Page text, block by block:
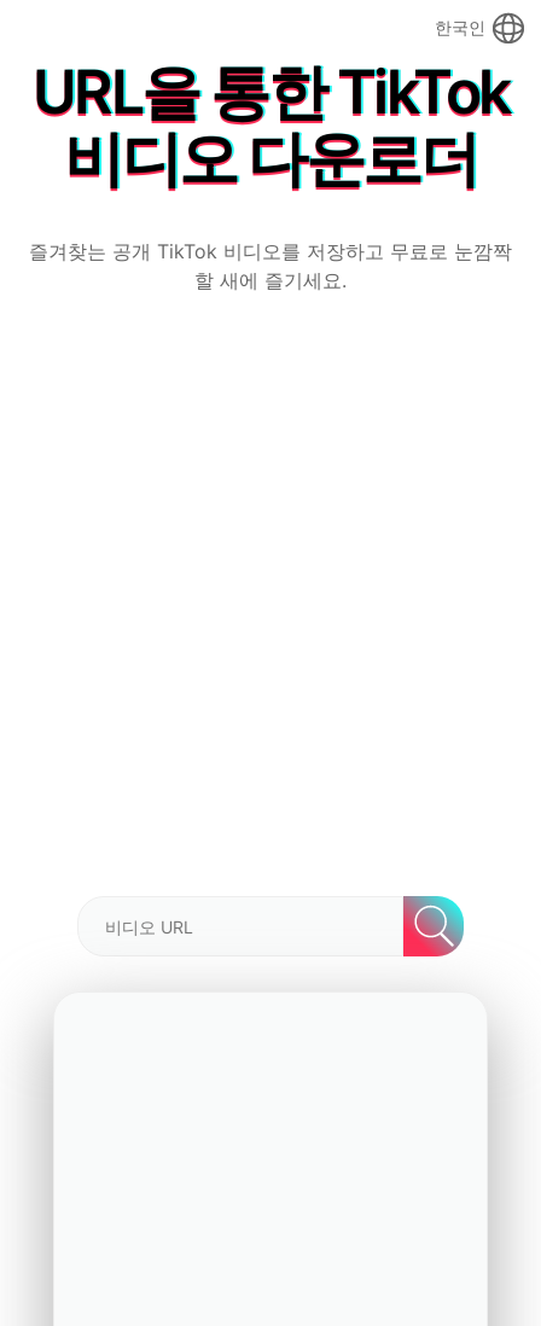
한국인
URL을 통한 TikTok
비디오 다운로더
즐겨찾는 공개 TikTok 비디오를 저장하고 무료로 눈깜짝
할 새에 즐기세요.